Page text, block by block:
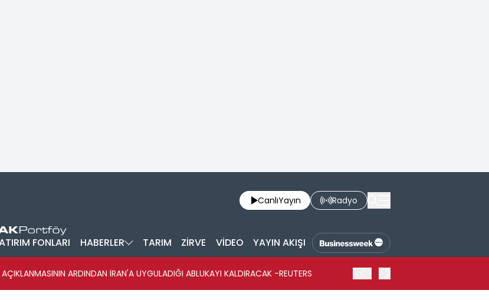
CanlıYayın Radyo
FONLARI HABERLER TARIM ZİRVE VİDEO YAYIN AKIŞI
ARDINDAN İRAN'A UYGULADIĞI ABLUKAYI KALDIRACAK -REUTERS